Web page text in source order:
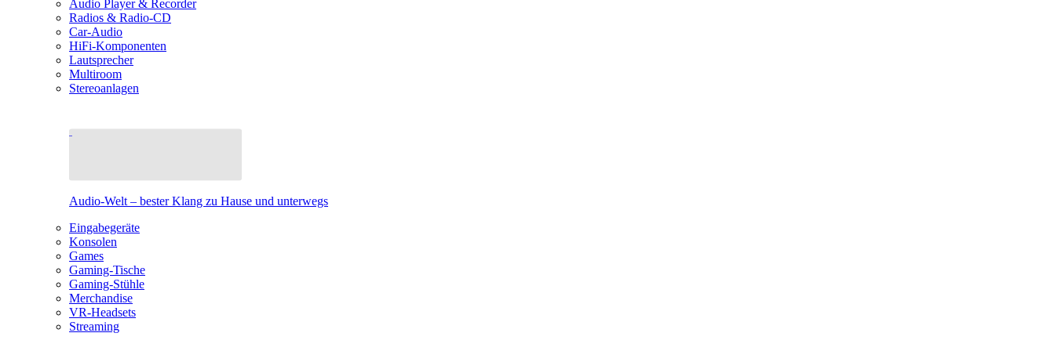
Audio Player & Recorder
Radios & Radio-CD
Car-Audio
HiFi-Komponenten
Lautsprecher
Multiroom
Stereoanlagen
Audio-Welt – bester Klang zu Hause und unterwegs
Eingabegeräte
Konsolen
Games
Gaming-Tische
Gaming-Stühle
Merchandise
VR-Headsets
Streaming